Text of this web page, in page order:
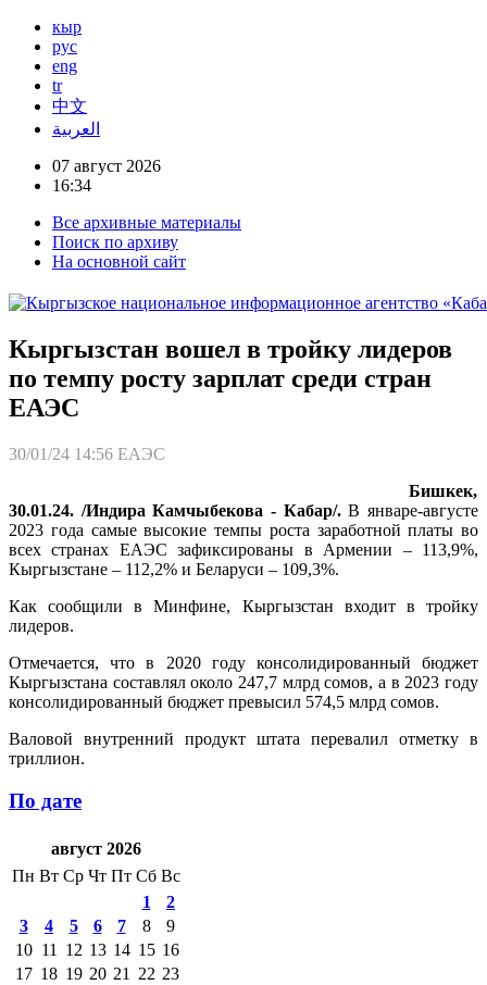
кыр
рус
eng
tr
中文
العربية
07 август 2026
16:34
Все архивные материалы
Поиск по архиву
На основной сайт
Кыргызстан вошел в тройку лидеров
по темпу росту зарплат среди стран
ЕАЭС
30/01/24 14:56 ЕАЭС
Бишкек,
30.01.24. /Индира Камчыбекова - Кабар/.В январе-августе
2023 года самые высокие темпы роста заработной платы во
всех странах ЕАЭС зафиксированы в Армении – 113,9%,
Кыргызстане – 112,2% и Беларуси – 109,3%.
Как сообщили в Минфине, Кыргызстан входит в тройку
лидеров.
Отмечается, что в 2020 году консолидированный бюджет
Кыргызстана составлял около 247,7 млрд сомов, а в 2023 году
консолидированный бюджет превысил 574,5 млрд сомов.
Валовой внутренний продукт штата перевалил отметку в
триллион.
По дате
август 2026
Пн Вт Ср Чт Пт Сб Вс
1
2
3
4 5 6 7 8
9
10 11 12 13 14 15 16
17 18 19 20 21 22 23